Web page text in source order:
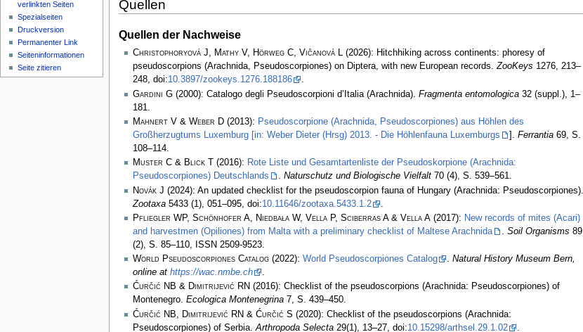
Quellen
Quellen der Nachweise
Christophoryová J, Mathy V, Hörweg C, Vičanová L(2026): Hitchhiking across continents: phoresy of
pseudoscorpions (Arachnida, Pseudoscorpiones) on Diptera, with new European records.ZooKeys 1276, 213–
248, doi:10.3897/zookeys.1276.188186
.
Gardini G(2000): Catalogo degli Pseudoscorpioni d’Italia (Arachnida). Fragmenta entomologica32 (suppl.), 1–
181.
Mahnert V & Weber D(2013): Pseudoscorpione (Arachnida, Pseudoscorpiones) aus Höhlen des
Großherzugtums Luxemburg [in: Weber Dieter (Hrsg) 2013. - Die Höhlenfauna Luxemburgs
]. Ferrantia69, S.
108–114.
Muster C & Blick T
(2016): Rote Liste und Gesamtartenliste der Pseudoskorpione (Arachnida:
Pseudoscorpiones) Deutschlands
. Naturschutz und Biologische Vielfalt70 (4), S. 539–561.
Novák J (2024): An updated checklist for the pseudoscorpion fauna of Hungary (Arachnida: Pseudoscorpiones).
Zootaxa5433 (1), 051–095, doi:10.11646/zootaxa.5433.1.2
Pfliegler WP, Schönhofer A, Niedbała W, Vella P, Sciberras A & Vella A(2017): New records of mites (Acari)
and harvestmen (Opiliones) from Malta with a preliminary checklist of Maltese Arachnida
Soil Organisms 89
(2), S. 85–110, ISSN 2509-9523.
World Pseudoscorpiones Catalog(2022): World Pseudoscorpiones Catalog . Natural History Museum Bern,
online at https://wac.nmbe.ch
.
Ćurčić NB & Dimitrijević RN (2016): Checklist of the pseudoscorpions (Arachnida: Pseudoscorpiones) of
Montenegro. Ecologica Montenegrina7, S. 439–450.
Ćurčić NB, Dimitrijević RN & Ćurčić S (2020): Checklist of the pseudoscorpions (Arachnida:
Pseudoscorpiones) of Serbia. Arthropoda Selecta29(1), 13–27, doi:10.15298/arthsel.29.1.02
verlinkten Seiten
Spezialseiten
Druckversion
Permanenter Link
Seiten­­informationen
Seite zitieren